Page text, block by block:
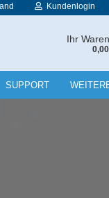
Kundenlogin
Ihr
SUPPORT